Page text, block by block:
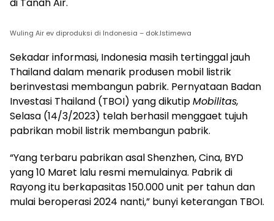
di Tanah Air.
Wuling Air ev diproduksi di Indonesia – dok.Istimewa
Sekadar informasi, Indonesia masih tertinggal jauh
Thailand dalam menarik produsen mobil listrik
berinvestasi membangun pabrik. Pernyataan Badan
Investasi Thailand (TBOI) yang dikutipMobilitas,
Selasa (14/3/2023) telah berhasil menggaet tujuh
pabrikan mobil listrik membangun pabrik.
“Yang terbaru pabrikan asal Shenzhen, Cina, BYD
yang 10 Maret lalu resmi memulainya. Pabrik di
Rayong itu berkapasitas 150.000 unit per tahun dan
mulai beroperasi 2024 nanti,” bunyi keterangan TBOI.